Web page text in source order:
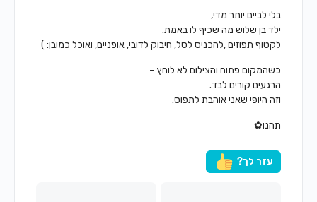
בלי לביים יותר מדי,
ילד בן שלוש מה שכיף לו באמת.
לקטוף תפוזים ,להכניס לסל, חיבוק לדובי, אופניים, ואוכל כמובן: )
כשהמקום פתוח והצילום לא לוחץ –
הרגעים קורים לבד.
וזה היופי שאני אוהבת לתפוס.
תהנו✿​
עזר לך?